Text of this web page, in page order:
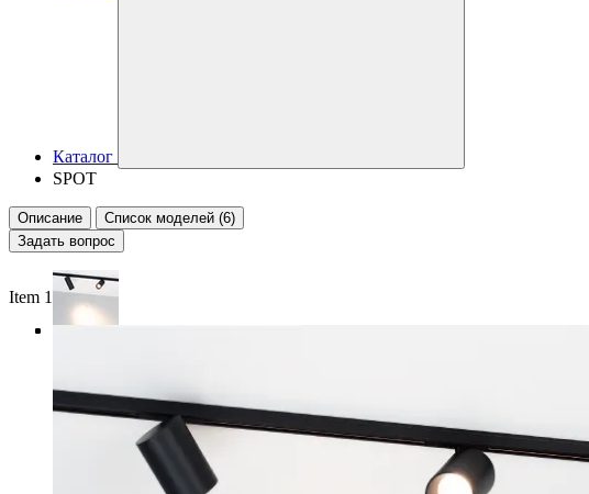
Каталог
SPOT
Описание
Список моделей (6)
Задать вопрос
Item 1 of 4